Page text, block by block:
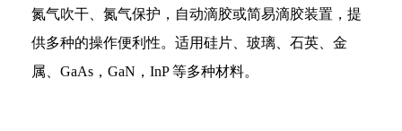
氮气吹干、氮气保护，自动滴胶或简易滴胶装置，提
供多种的操作便利性。 适用硅片、玻璃、石英、金
属、 GaAs，GaN，InP 等多种材料。